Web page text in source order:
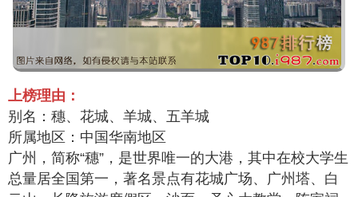
上榜理由：
别名：穗、花城、羊城、五羊城
所属地区：中国华南地区
广州，简称“穗”，是世界唯一的大港，其中在校大学生
总量居全国第一，著名景点有花城广场、广州塔、白